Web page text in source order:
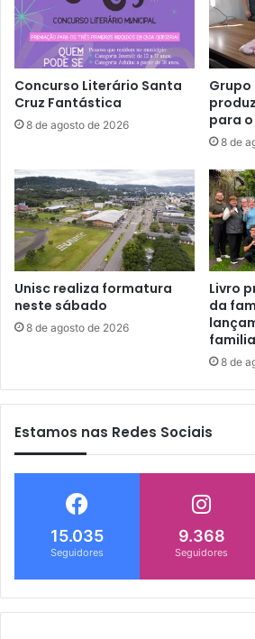
Concurso Literário Santa
Cruz Fantástica
8 de agosto de 2026
Grupo
para
8 de
Unisc realiza formatura
neste sábado
8 de agosto de 2026
Livro
da
8 de
Estamos nas Redes Sociais
15.035
Seguidores
9.368
Seguidores